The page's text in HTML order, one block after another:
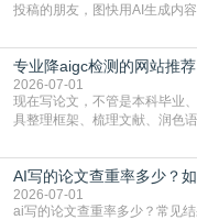
投稿的朋友，图快用AI生成内
自带不可忽视的查重风险。AI
于训练数据的概率拼接，不是
有的高频公共表述，甚至直接拼
专业降aigc检测的网站推
2026-07-01
现在写论文，不管是本科毕业
具整理框架、梳理文献、润色
五遍还是过不了预检测的大有
站，就能少走好多弯路。
容的学术合规痛点去年帮一个本
AI写的论文查重率多少？
2026-07-01
ai写的论文查重率多少？常见